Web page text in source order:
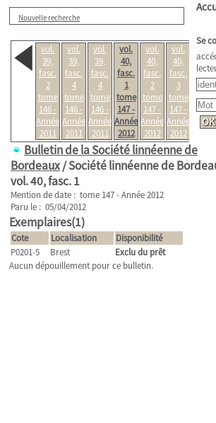
Nouvelle recherche
vol.
39,
fasc.
2
tome
146 -
Année
2011
vol.
39,
fasc.
4
tome
146 -
Année
2011
vol.
39,
fasc.
4
tome
146 -
Année
2011
vol.
40,
fasc.
1
tome
147 -
Année
2012
vol.
40,
fasc.
2
tome
147 -
Année
2012
vol.
40,
fasc.
3
tome
147 -
Année
2012
40,
fasc.
4
tome
147 -
Année
Bulletin de la Société linnéenne de
Bordeaux/ Société linnéenne de
vol. 40, fasc. 1
Mention de date : tome 147 - Année 2012
Paru le : 05/04/2012
Exemplaires(1)
Cote Localisation
Disponibilité
P0201-5
Brest
Exclu du prêt
Aucun dépouillement pour ce bulletin.
Se